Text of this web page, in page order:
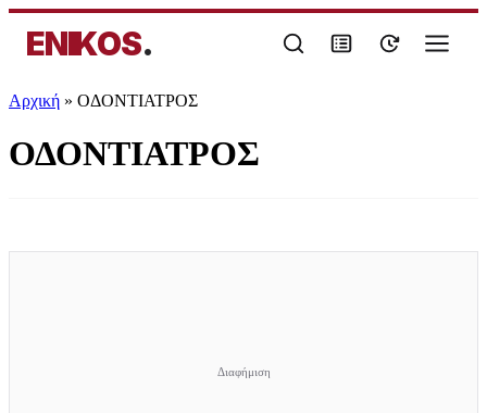
ENIKOS.
Αρχική » ΟΔΟΝΤΙΑΤΡΟΣ
ΟΔΟΝΤΙΑΤΡΟΣ